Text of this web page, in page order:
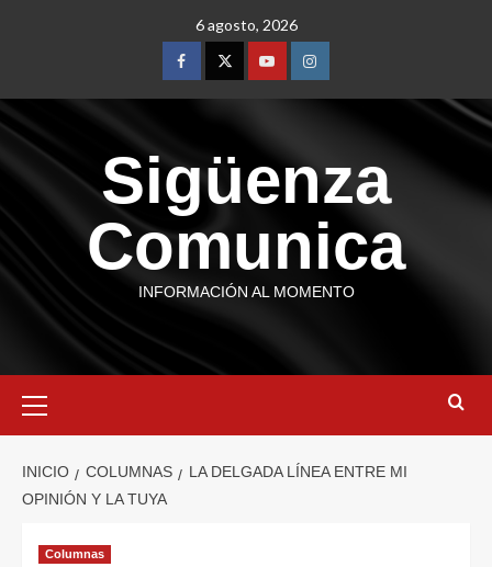
6 agosto, 2026
Sigüenza
Comunica
INFORMACIÓN AL MOMENTO
INICIO COLUMNAS
LA DELGADA LÍNEA ENTRE MI
OPINIÓN Y LA TUYA
Columnas